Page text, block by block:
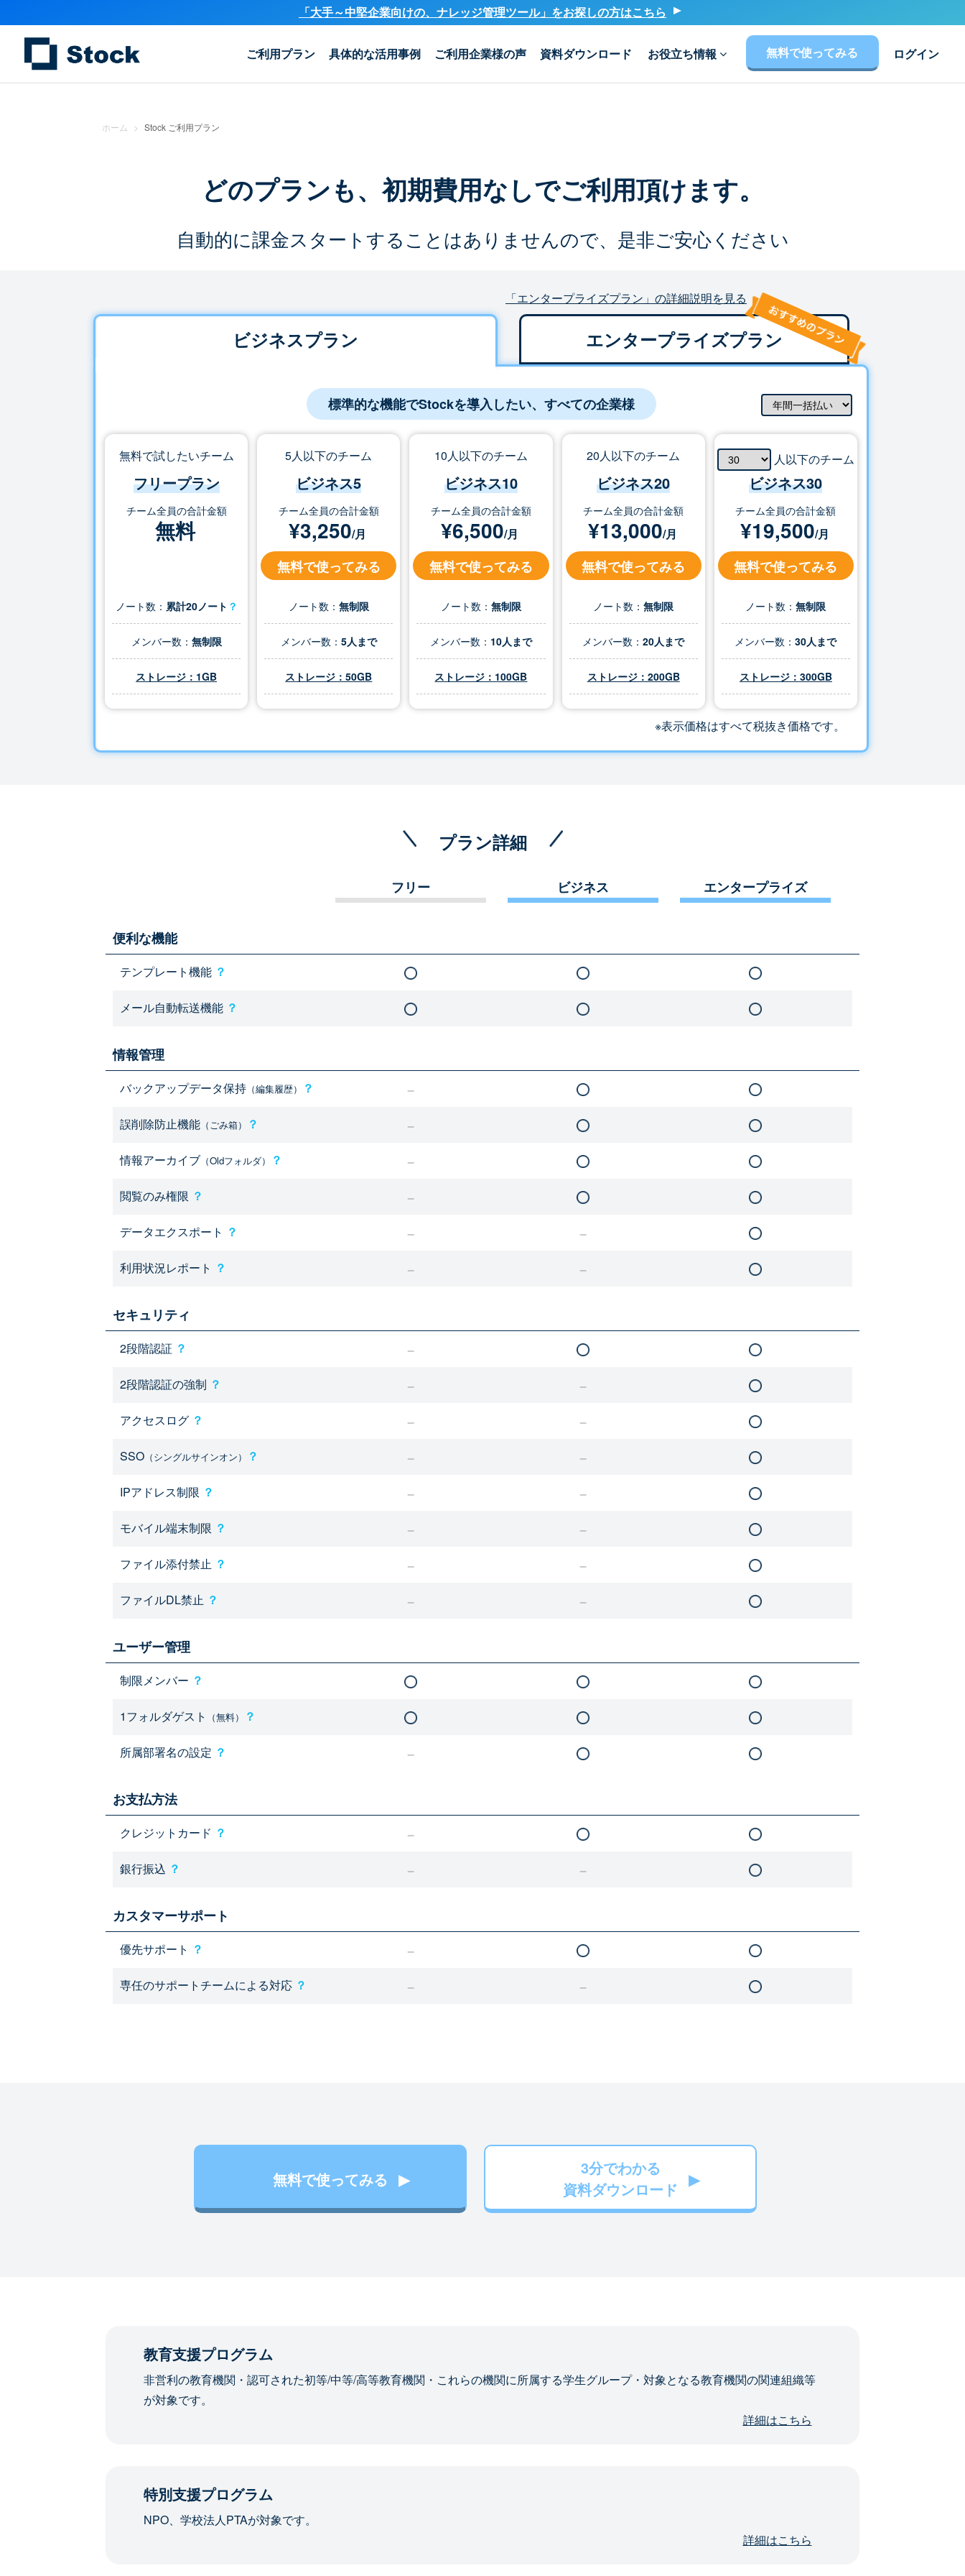
「大手～中堅企業向けの、ナレッジ管理ツール」をお探しの方はこちら
ご利用プラン 具体的な活用事例 ご利用企業様の声 資料ダウンロード お役立ち情報 無料で使ってみる ログイン
ホーム > Stock ご利用プラン
どのプランも、初期費用なしでご利用頂けます。
自動的に課金スタートすることはありませんので、是非ご安心ください
「エンタープライズプラン」の詳細説明を見る
ビジネスプラン エンタープライズプラン
標準的な機能でStockを導入したい、すべての企業様
無料で試したいチーム
フリープラン
チーム全員の合計金額
無料
ノート数： 累計20ノート ？
メンバー数： 無制限
ストレージ：1GB
5人以下のチーム
ビジネス5
チーム全員の合計金額
¥3,250/月
無料で使ってみる
ノート数： 無制限
メンバー数： 5人まで
ストレージ：50GB
10人以下のチーム
ビジネス10
チーム全員の合計金額
¥6,500/月
無料で使ってみる
ノート数： 無制限
メンバー数： 10人まで
ストレージ：100GB
20人以下のチーム
ビジネス20
チーム全員の合計金額
¥13,000/月
無料で使ってみる
ノート数：無制限
メンバー数：20人まで
ストレージ：200GB
人以下のチーム
ビジネス30
チーム全員の合計金額
¥19,500/月
無料で使ってみる
ノート数：無制限
メンバー数：30人まで
ストレージ： 300GB
※表示価格はすべて税抜き価格です。
プラン詳細
フリー ビジネス エンタープライズ
便利な機能
テンプレート機能 ？
メール自動転送機能 ？
情報管理
バックアップデータ保持 （編集履歴） ？
誤削除防止機能 （ごみ箱） ？
情報アーカイブ （Oldフォルダ） ？
閲覧のみ権限 ？
データエクスポート ？
利用状況レポート ？
セキュリティ
2段階認証 ？
2段階認証の強制 ？
アクセスログ ？
SSO （シングルサインオン） ？
IPアドレス制限 ？
モバイル端末制限 ？
ファイル添付禁止 ？
ファイルDL禁止 ？
ユーザー管理
制限メンバー ？
1フォルダゲスト （無料） ？
所属部署名の設定 ？
お支払方法
クレジットカード ？
銀行振込 ？
カスタマーサポート
優先サポート ？
専任のサポートチームによる対応 ？
無料で使ってみる
3分でわかる
資料ダウンロード
教育支援プログラム
非営利の教育機関・認可された初等/中等/高等教育機関・これらの機関に所属する学生グループ・対象となる教育機関の関連組織等
が対象です。
詳細はこちら
特別支援プログラム
NPO、学校法人PTAが対象です。
詳細はこちら